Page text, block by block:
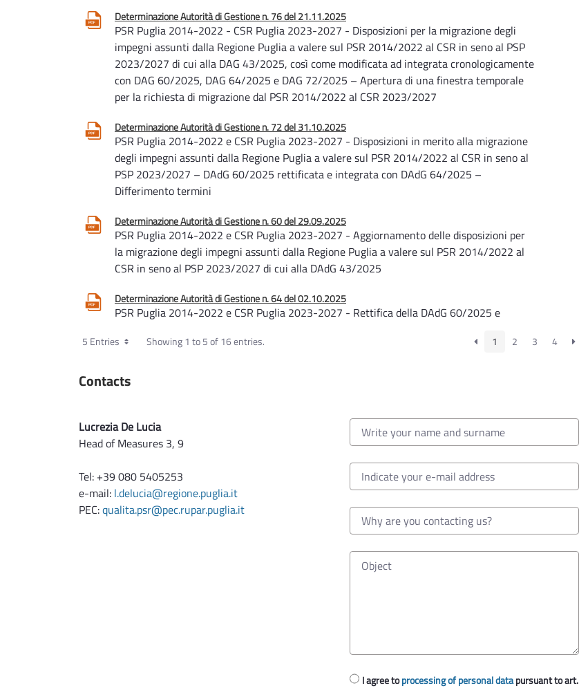
Determinazione Autorità di Gestione n. 76 del 21.11.2025
PSR Puglia 2014-2022 - CSR Puglia 2023-2027 - Disposizioni per la migrazione degli
impegni assunti dalla Regione Puglia a valere sul PSR 2014/2022 al CSR in seno al PSP
2023/2027 di cui alla DAG 43/2025, così come modificata ad integrata cronologicamente
con DAG 60/2025, DAG 64/2025 e DAG 72/2025 – Apertura di una finestra temporale
per la richiesta di migrazione dal PSR 2014/2022 al CSR 2023/2027
Determinazione Autorità di Gestione n. 72 del 31.10.2025
PSR Puglia 2014-2022 e CSR Puglia 2023-2027 - Disposizioni in merito alla migrazione
degli impegni assunti dalla Regione Puglia a valere sul PSR 2014/2022 al CSR in seno al
PSP 2023/2027 – DAdG 60/2025 rettificata e integrata con DAdG 64/2025 –
Differimento termini
Determinazione Autorità di Gestione n. 60 del 29.09.2025
PSR Puglia 2014-2022 e CSR Puglia 2023-2027 - Aggiornamento delle disposizioni per
la migrazione degli impegni assunti dalla Regione Puglia a valere sul PSR 2014/2022 al
CSR in seno al PSP 2023/2027 di cui alla DAdG 43/2025
Determinazione Autorità di Gestione n. 64 del 02.10.2025
PSR Puglia 2014-2022 e CSR Puglia 2023-2027 - Rettifica della DAdG 60/2025 e
a valere sul PSR 2014/2022 al CSR in seno al PSP 2023/2027
Determinazione Autorità di Gestione n. 58 del 23.09.2025
PSR Puglia 2014-2022 - Indirizzi operativi straordinari inerenti la verifica del “Casellario
reato” in sede di istruttoria tecnico-amministrativa delle domande di sostegno del PSR
Puglia 2014-2022
5 Entries Showing 1 to 5 of 16 entries. 1 2 3 4
Contacts
Lucrezia De Lucia
Head of Measures 3, 9
Tel: +39 080 5405253
e-mail: l.delucia@regione.puglia.it
PEC:qualita.psr@pec.rupar.puglia.it
I agree toprocessing of personal datapursuant to art.